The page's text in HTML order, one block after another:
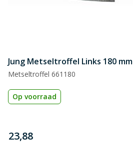
Jung Metseltroffel Links 180 mm
Metseltroffel 661180
Op voorraad
€
23,88